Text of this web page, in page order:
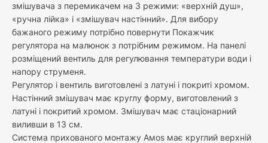
змішувача з перемикачем на 3 режими: «верхній душ»,
«ручна лійка» і «змішувач настінний». Для вибору
бажаного режиму потрібно повернути Покажчик
регулятора на малюнок з потрібним режимом. На панелі
розміщений вентиль для регулювання температури води і
напору струменя.
Регулятор і вентиль виготовлені з латуні і покриті хромом.
Настінний змішувач має круглу форму, виготовлений з
латуні і покритий хромом. Змішувач має стаціонарний
виливши в 13 см.
Система прихованого монтажу Амоѕ має круглий верхній